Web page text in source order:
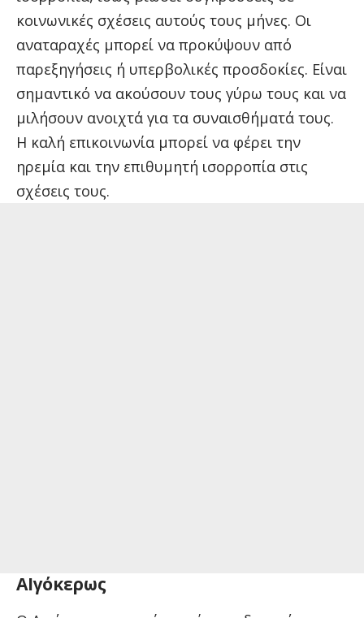
κοινωνικές σχέσεις αυτούς τους μήνες. Οι
αναταραχές μπορεί να προκύψουν από
παρεξηγήσεις ή υπερβολικές προσδοκίες. Είναι
σημαντικό να ακούσουν τους γύρω τους και να
μιλήσουν ανοιχτά για τα συναισθήματά τους.
Η καλή επικοινωνία μπορεί να φέρει την
ηρεμία και την επιθυμητή ισορροπία στις
σχέσεις τους.
ΑΙγόκερως